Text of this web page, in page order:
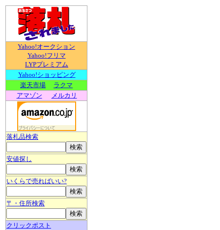
Yahoo!オークション
Yahoo!フリマ
LYPプレミアム
Yahoo!ショッピング
楽天市場
ラクマ
アマゾン
メルカリ
落札品検索
安値探し
いくらで売ればいい?
〒・住所検索
クリックポスト